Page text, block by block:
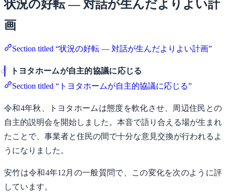
状況の好転 — 対話が生んだよりよい計
画
Section titled “状況の好転 — 対話が生んだよりよい計画”
トヨタホームが自主的協議に応じる
Section titled “トヨタホームが自主的協議に応じる”
令和4年秋、トヨタホームは態度を軟化させ、周辺住民との
自主的説明会を開始しました。本音で語り合える場が生まれ
たことで、事業者と住民の間で十分な意見交換が行われるよ
うになりました。
安竹は令和4年12月の一般質問で、この変化を次のように評
しています。